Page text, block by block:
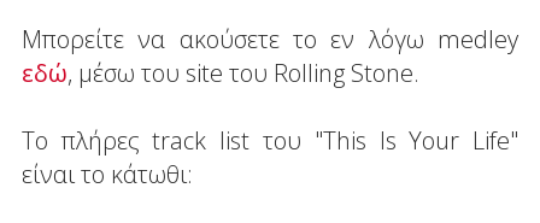
Μπορείτε να ακούσετε το εν λόγω medley
εδώ, μέσω του site του Rolling Stone.
Το πλήρες track list του "This Is Your Life"
είναι το κάτωθι: